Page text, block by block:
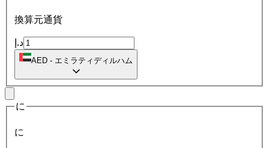
換算元通貨
د.إ
AED - エミラティディルハム
に
に